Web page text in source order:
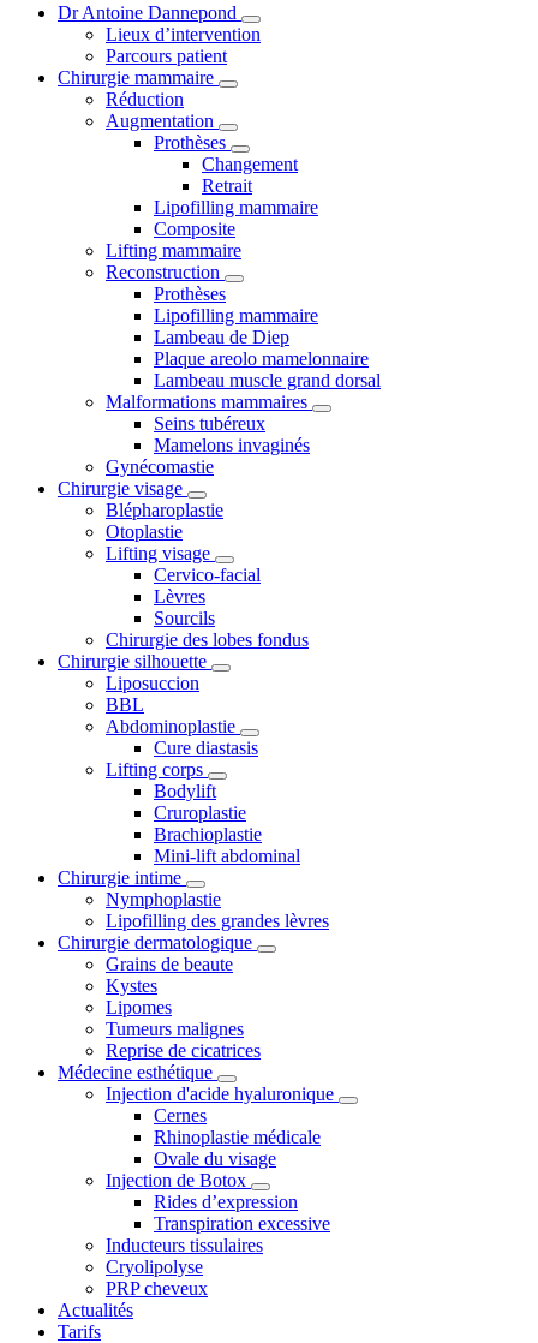
Dr Antoine Dannepond
Lieux d’intervention
Parcours patient
Chirurgie mammaire
Réduction
Augmentation
Prothèses
Changement
Retrait
Lipofilling mammaire
Composite
Lifting mammaire
Reconstruction
Prothèses
Lipofilling mammaire
Lambeau de Diep
Plaque areolo mamelonnaire
Lambeau muscle grand dorsal
Malformations mammaires
Seins tubéreux
Mamelons invaginés
Gynécomastie
Chirurgie visage
Blépharoplastie
Otoplastie
Lifting visage
Cervico-facial
Lèvres
Sourcils
Chirurgie des lobes fondus
Chirurgie silhouette
Liposuccion
BBL
Abdominoplastie
Cure diastasis
Lifting corps
Bodylift
Cruroplastie
Brachioplastie
Mini-lift abdominal
Chirurgie intime
Nymphoplastie
Lipofilling des grandes lèvres
Chirurgie dermatologique
Grains de beaute
Kystes
Lipomes
Tumeurs malignes
Reprise de cicatrices
Médecine esthétique
Injection d'acide hyaluronique
Cernes
Rhinoplastie médicale
Ovale du visage
Injection de Botox
Rides d’expression
Transpiration excessive
Inducteurs tissulaires
Cryolipolyse
PRP cheveux
Actualités
Tarifs